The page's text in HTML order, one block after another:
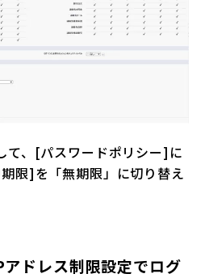
、[パスワードポリシー]に
限]を「無期限」に切り替え
ドレス制限設定でログ